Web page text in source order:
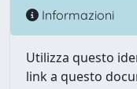
Informazioni
Utilizza questo
link a questo